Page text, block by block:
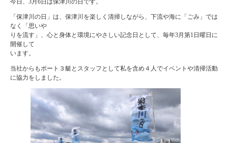
「保津川の日」は、保津川を楽しく清掃しながら、下流や海に「ごみ」では
なく「思いや
りを流す」、心と身体と環境にやさしい記念日として、毎年3月第1日曜日に
開催して
います。
当社からもボート３艇とスタッフとして私を含め４人でイベントや清掃活動
に協力をしました。